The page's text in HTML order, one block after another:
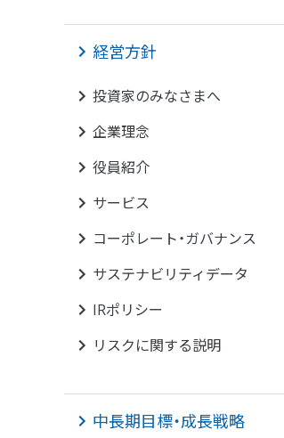
株主・投資家情報 サ
経営方針
投資家のみなさまへ
企業理念
役員紹介
サービス
コーポレート・ガバナンス
サステナビリティデータ
IRポリシー
リスクに関する説明
中長期目標・成長戦略